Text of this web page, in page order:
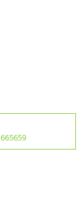
665659